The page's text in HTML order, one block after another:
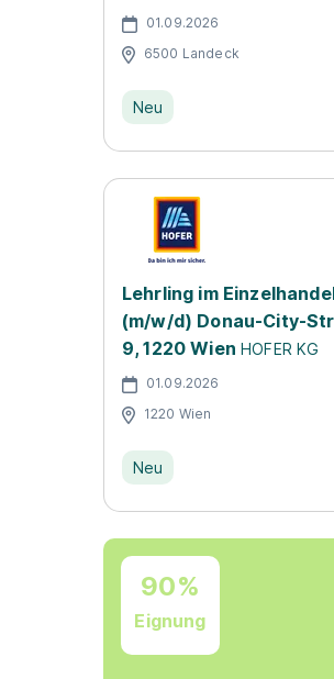
01.09.2026
6500 Landeck
Neu
Lehrling im
(m/w/d) Donau-City-
9, 1220 Wien HOFER KG
01.09.2026
1220 Wien
Neu
90%
Eignung